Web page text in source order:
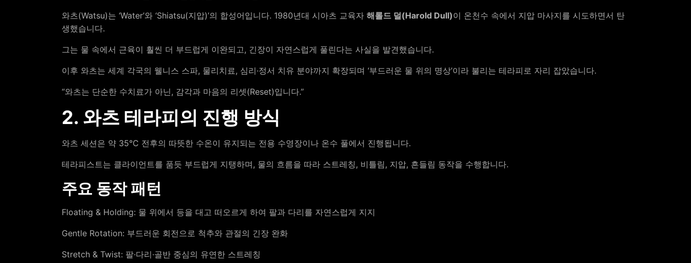
와츠(Watsu)는 ‘Water’와 ‘Shiatsu(지압)’의 합성어입니다. 1980년대 시아츠 교육자 해롤드 덜(Harold Dull)이 온천수 속에서 지압 마사지를 시도하면서 탄
생했습니다.
그는 물 속에서 근육이 훨씬 더 부드럽게 이완되고, 긴장이 자연스럽게 풀린다는 사실을 발견했습니다.
이후 와츠는 세계 각국의 웰니스 스파, 물리치료, 심리·정서 치유 분야까지 확장되며 ‘부드러운 물 위의 명상’이라 불리는 테라피로 자리 잡았습니다.
“와츠는 단순한 수치료가 아닌, 감각과 마음의 리셋(Reset)입니다.”
2. 와츠 테라피의 진행 방식
와츠 세션은 약 35°C 전후의 따뜻한 수온이 유지되는 전용 수영장이나 온수 풀에서 진행됩니다.
테라피스트는 클라이언트를 품듯 부드럽게 지탱하며, 물의 흐름을 따라 스트레칭, 비틀림, 지압, 흔들림 동작을 수행합니다.
주요 동작 패턴
Floating & Holding: 물 위에서 등을 대고 떠오르게 하여 팔과 다리를 자연스럽게 지지
Gentle Rotation: 부드러운 회전으로 척추와 관절의 긴장 완화
Stretch & Twist: 팔·다리·골반 중심의 유연한 스트레칭